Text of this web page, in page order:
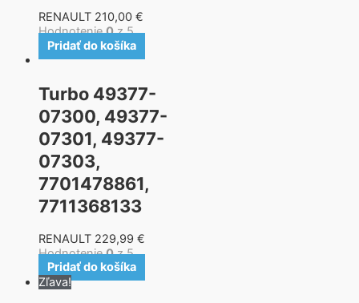
RENAULT 210,00 €
Hodnotenie0z 5
Pridať do košíka
Turbo 49377-
07300, 49377-
07301, 49377-
07303,
7701478861,
7711368133
RENAULT 229,99 €
Hodnotenie0z 5
Pridať do košíka
Zľava!